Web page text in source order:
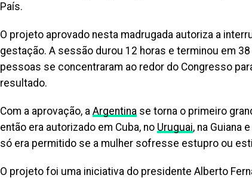
País.
O projeto aprovado nesta madrugada autoriza a
gestação. A sessão durou 12 horas e terminou em
pessoas se concentraram ao redor do Congresso
resultado.
Com a aprovação, a Argentina se torna o primeiro
então era autorizado em Cuba, no Uruguai, na Guiana
só era permitido se a mulher sofresse estupro ou
O projeto foi uma iniciativa do presidente Alberto